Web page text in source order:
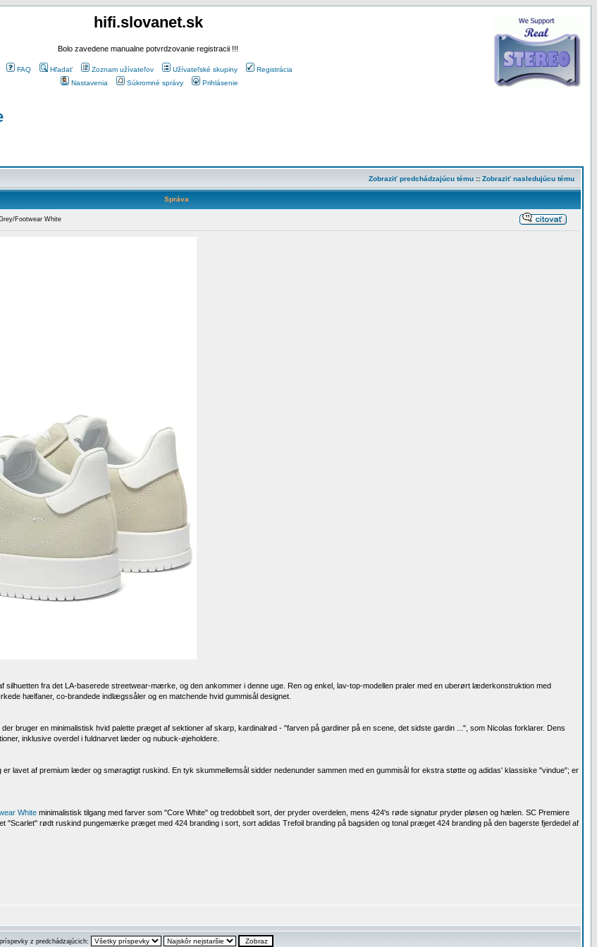
hifi.slovanet.sk
Bolo zavedene manualne potvrdzovanie registracii !!!
FAQ Hľadať Zoznam užívateľov Užívateľské skupiny
Registrácia
Nastavenia
Súkromné správy Prihlásenie
Zobraziť predchádzajúcu tému :: Zobraziť nasledujúcu tému
Správa
Footwear White
silhuetten fra det LA-baserede streetwear-mærke, og den ankommer i denne uge. Ren og enkel, lav-top-modellen praler med en uberørt læderkonstruktion med
hælfaner, co-brandede indlægssåler og en matchende hvid gummisål designet.
bruger en minimalistisk hvid palette præget af sektioner af skarp, kardinalrød - "farven på gardiner på en scene, det sidste gardin ...", som Nicolas forklarer. Dens
inklusive overdel i fuldnarvet læder og nubuck-øjeholdere.
er lavet af premium læder og smøragtigt ruskind. En tyk skummellemsål sidder nedenunder sammen med en gummisål for ekstra støtte og adidas' klassiske "vindue"; er
White minimalistisk tilgang med farver som "Core White" og tredobbelt sort, der pryder overdelen, mens 424's røde signatur pryder pløsen og hælen. SC Premiere
"Scarlet" rødt ruskind pungemærke præget med 424 branding i sort, sort adidas Trefoil branding på bagsiden og tonal præget 424 branding på den bagerste fjerdedel af
z predchádzajúcich: